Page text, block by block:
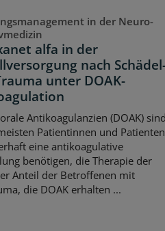
in der Neuro-
alfa in der
nach
unter DOAK-
Antikoagulanzien (DOAK) sind
Patientinnen und
eine antikoagulative
benötigen, die Therapie der
Anteil der Betroffenen mit
die DOAK erhalten ...